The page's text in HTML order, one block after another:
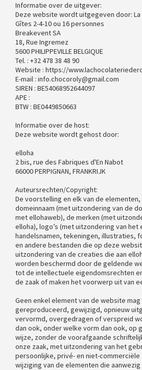
Informatie over de uitgever:
Deze website wordt uitgegeven door:
Gîtes 2-4-10 ou 16 personnes
Breakevent SA
18, Rue Ingremez
5600 PHILIPPEVILLE BELGIQUE
Tel. : +32 478 38 48 90
Website : https://
E-mail : info.chocoroly@gmail.com
SIREN : BE54068952644097
APE :
BTW : BE0449850663
Informatie over de host:
Deze website wordt gehost door:
elloha
2 bis, rue des Fabriques d'En Nabot
66000 PERPIGNAN, FRANKRIJK
Auteursrechten/Copyright:
De voorstelling en elk van de
domeinnaam (met uitzondering van de
met ellohaweb), de merken (met
elloha), logo’s (met uitzondering van het
handelsnamen, tekeningen, illustraties,
en andere bestanden die op deze
uitzondering van de creaties die aan
worden beschermd door de geldende
tot de intellectuele eigendomsrechten
de zaak of maken het voorwerp uit van
Geen enkel element van de website
gereproduceerd, gewijzigd, opnieuw
vervormd, overgedragen of verspreid
dan ook, onder welke vorm dan ook, op
wijze, zonder de voorafgaande
onze zaak, met uitzondering van het
persoonlijke, privé- en niet-
wijziging van de elementen die